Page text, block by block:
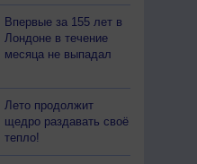
Впервые за 155 лет в
Лондоне в течение
месяца не выпадал
Лето продолжит
щедро раздавать своё
тепло!